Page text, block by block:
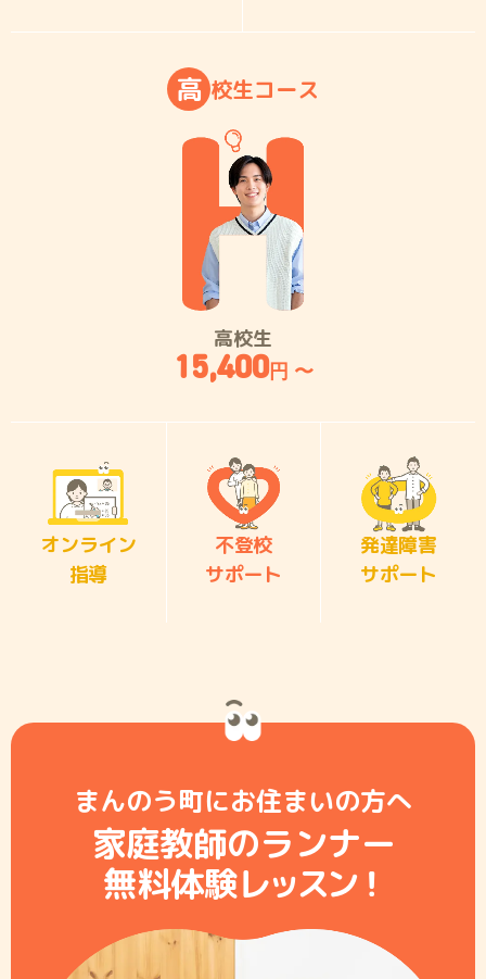
高 校生コース
高校生
15,400円 〜
オンライン
指導
不登校
サポート
発達障害
サポート
まんのう町にお住まいの方へ
家庭教師のランナー
無料体験レッスン！